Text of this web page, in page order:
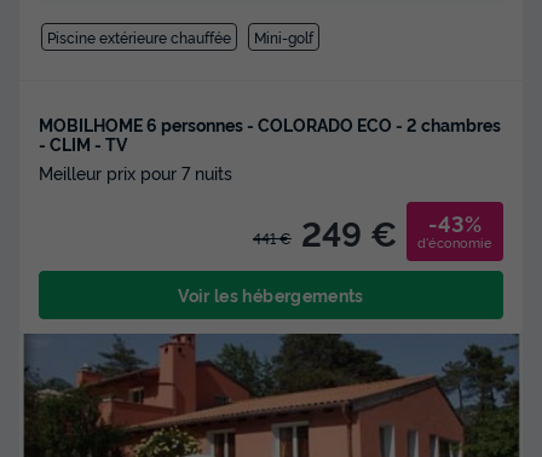
Piscine extérieure chauffée Mini-golf
MOBILHOME 6 personnes - COLORADO ECO - 2 chambres
- CLIM - TV
Meilleur prix pour 7 nuits
441 € 249 € -43%
d'économie
Voir les hébergements